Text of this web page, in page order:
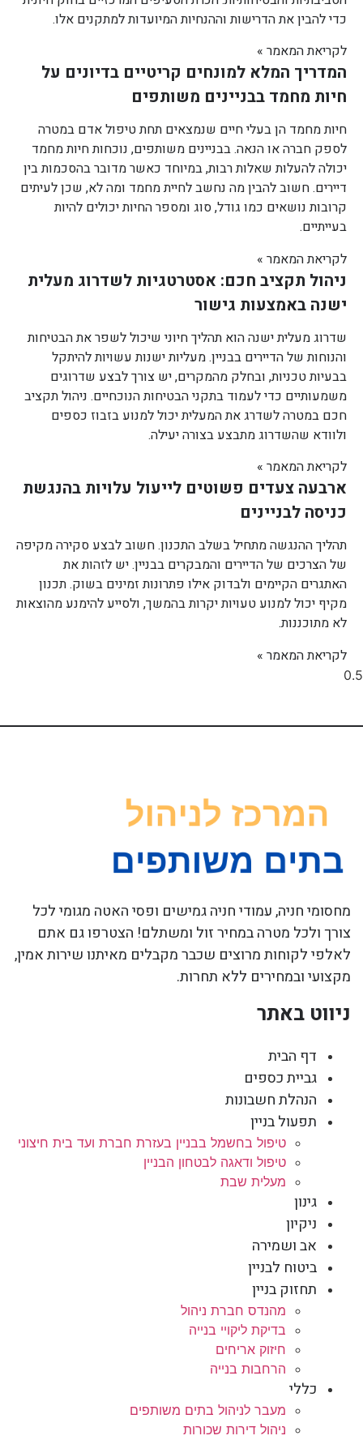
כדי להבין את הדרישות וההנחיות המיועדות למתקנים אלו.
לקריאת המאמר »
המדריך המלא למונחים קריטיים בדיונים על
חיות מחמד בבניינים משותפים
חיות מחמד הן בעלי חיים שנמצאים תחת טיפול אדם במטרה
לספק חברה או הנאה. בבניינים משותפים, נוכחות חיות מחמד
יכולה להעלות שאלות רבות, במיוחד כאשר מדובר בהסכמות בין
דיירים. חשוב להבין מה נחשב לחיית מחמד ומה לא, שכן לעיתים
קרובות נושאים כמו גודל, סוג ומספר החיות יכולים להיות
בעייתיים.
לקריאת המאמר »
ניהול תקציב חכם: אסטרטגיות לשדרוג מעלית
ישנה באמצעות גישור
שדרוג מעלית ישנה הוא תהליך חיוני שיכול לשפר את הבטיחות
והנוחות של הדיירים בבניין. מעליות ישנות עשויות להיתקל
בבעיות טכניות, ובחלק מהמקרים, יש צורך לבצע שדרוגים
משמעותיים כדי לעמוד בתקני הבטיחות הנוכחיים. ניהול תקציב
חכם במטרה לשדרג את המעלית יכול למנוע בזבוז כספים
ולוודא שהשדרוג מתבצע בצורה יעילה.
לקריאת המאמר »
ארבעה צעדים פשוטים לייעול עלויות בהנגשת
כניסה לבניינים
תהליך ההנגשה מתחיל בשלב התכנון. חשוב לבצע סקירה מקיפה
של הצרכים של הדיירים והמבקרים בבניין. יש לזהות את
האתגרים הקיימים ולבדוק אילו פתרונות זמינים בשוק. תכנון
מקיף יכול למנוע טעויות יקרות בהמשך, ולסייע להימנע מהוצאות
לא מתוכננות.
לקריאת המאמר »
מחסומי חניה, עמודי חניה גמישים ופסי האטה מגומי לכל
צורך ולכל מטרה במחיר זול ומשתלם! הצטרפו גם אתם
לאלפי לקוחות מרוצים שכבר מקבלים מאיתנו שירות אמין,
מקצועי ובמחירים ללא תחרות.
ניווט באתר
דף הבית
גביית כספים
הנהלת חשבונות
תפעול בניין
טיפול בחשמל בבניין בעזרת חברת ועד בית חיצוני
טיפול ודאגה לבטחון הבניין
מעלית שבת
גינון
ניקיון
אב ושמירה
ביטוח לבניין
תחזוק בניין
מהנדס חברת ניהול
בדיקת ליקויי בנייה
חיזוק אריחים
הרחבות בנייה
כללי
מעבר לניהול בתים משותפים
ניהול דירות שכורות